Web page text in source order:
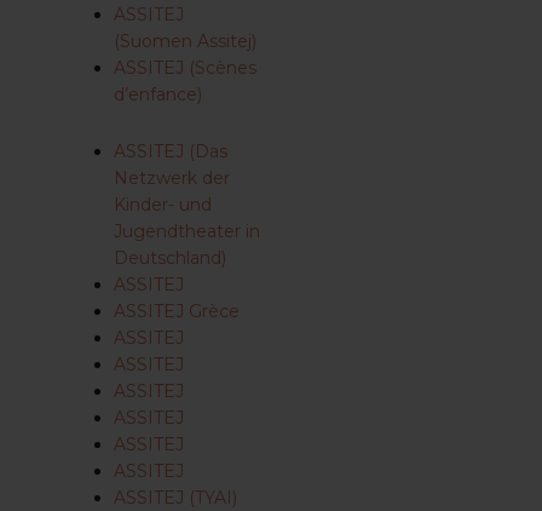
ASSITEJ
(Suomen Assitej)
ASSITEJ (Scènes
d’enfance)
ASSITEJ (Das
Netzwerk der
Kinder- und
Jugendtheater in
Deutschland)
ASSITEJ
ASSITEJ Grèce
ASSITEJ
ASSITEJ
ASSITEJ
ASSITEJ
ASSITEJ
ASSITEJ
ASSITEJ (TYAI)